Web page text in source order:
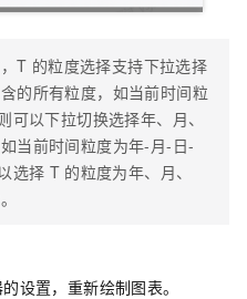
T 的粒度选择支持下拉选择
的所有粒度，如当前时间粒
可以下拉切换选择年、月、
当前时间粒度为年-月-日-
选择 T 的粒度为年、月、
设置，重新绘制图表。